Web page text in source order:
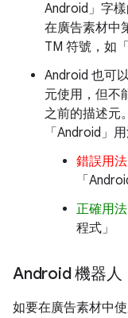
Android」字
在廣告素材中
TM 符號，如
Android 也可
元使用，但不
之前的描述元
「Android」
錯誤用法
「
正確用法
程式」
Android 機器人
如要在廣告素材中